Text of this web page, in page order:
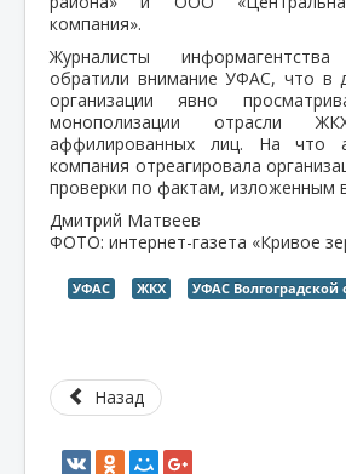
компания».
Журналисты информагентства
обратили внимание УФАС, что в
организации явно
монополизации отрасли
аффилированных лиц. На что
компания отреагировала
проверки по фактам, изложенным
Дмитрий Матвеев
ФОТО: интернет-газета «Кривое
УФАС ЖКХ УФАС Волгоградской
Назад